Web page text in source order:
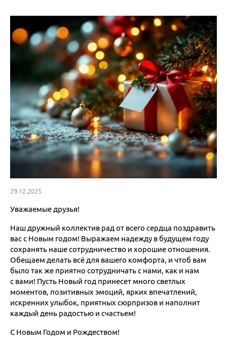
29.12.2025
Уважаемые друзья!
Наш дружный коллектив рад от всего сердца поздравить
вас с Новым годом! Выражаем надежду в будущем году
сохранять наше сотрудничество и хорошие отношения.
Обещаем делать всё для вашего комфорта, и чтоб вам
было так же приятно сотрудничать с нами, как и нам
с вами! Пусть Новый год принесет много светлых
моментов, позитивных эмоций, ярких впечатлений,
искренних улыбок, приятных сюрпризов и наполнит
каждый день радостью и счастьем!
С Новым Годом и Рождеством!